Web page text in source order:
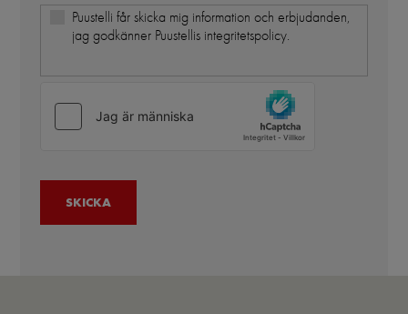
Puustelli får skicka mig information och erbjudanden,
jag godkänner Puustellis integritetspolicy.